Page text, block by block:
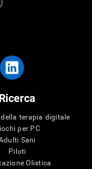
Ricerca
terapia digitale
per PC
Sani
Piloti
Olistica